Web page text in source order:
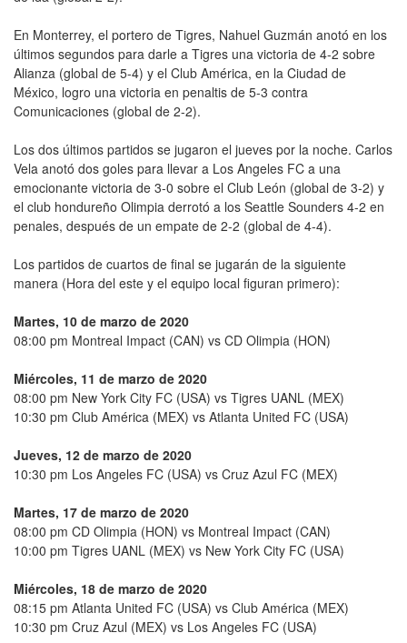
En Monterrey, el portero de Tigres, Nahuel Guzmán anotó en los
últimos segundos para darle a Tigres una victoria de 4-2 sobre
Alianza (global de 5-4) y el Club América, en la Ciudad de
México, logro una victoria en penaltis de 5-3 contra
Comunicaciones (global de 2-2).
Los dos últimos partidos se jugaron el jueves por la noche. Carlos
Vela anotó dos goles para llevar a Los Angeles FC a una
emocionante victoria de 3-0 sobre el Club León (global de 3-2) y
el club hondureño Olimpia derrotó a los Seattle Sounders 4-2 en
penales, después de un empate de 2-2 (global de 4-4).
Los partidos de cuartos de final se jugarán de la siguiente
manera (Hora del este y el equipo local figuran primero):
Martes, 10 de marzo de 2020
08:00 pm Montreal Impact (CAN) vs CD Olimpia (HON)
Miércoles, 11 de marzo de 2020
08:00 pm New York City FC (USA) vs Tigres UANL (MEX)
10:30 pm Club América (MEX) vs Atlanta United FC (USA)
Jueves, 12 de marzo de 2020
10:30 pm Los Angeles FC (USA) vs Cruz Azul FC (MEX)
Martes, 17 de marzo de 2020
08:00 pm CD Olimpia (HON) vs Montreal Impact (CAN)
10:00 pm Tigres UANL (MEX) vs New York City FC (USA)
Miércoles, 18 de marzo de 2020
08:15 pm Atlanta United FC (USA) vs Club América (MEX)
10:30 pm Cruz Azul (MEX) vs Los Angeles FC (USA)